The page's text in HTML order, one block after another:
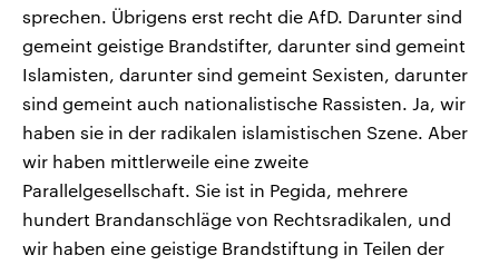
sprechen. Übrigens erst recht die AfD. Darunter sind
gemeint geistige Brandstifter, darunter sind gemeint
Islamisten, darunter sind gemeint Sexisten, darunter
sind gemeint auch nationalistische Rassisten. Ja, wir
haben sie in der radikalen islamistischen Szene. Aber
wir haben mittlerweile eine zweite
Parallelgesellschaft. Sie ist in Pegida, mehrere
hundert Brandanschläge von Rechtsradikalen, und
wir haben eine geistige Brandstiftung in Teilen der